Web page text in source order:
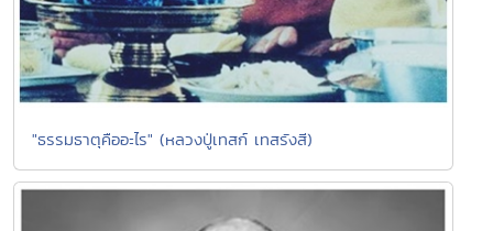
"ธรรมธาตุคืออะไร" (หลวงปู่เทสก์ เทสรังสี)